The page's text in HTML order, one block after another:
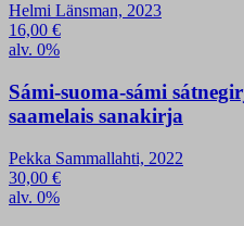
Helmi Länsman, 2023
16,00 €
alv. 0%
Sámi-suoma-sámi
saamelais sanakirja
Pekka Sammallahti, 2022
30,00 €
alv. 0%